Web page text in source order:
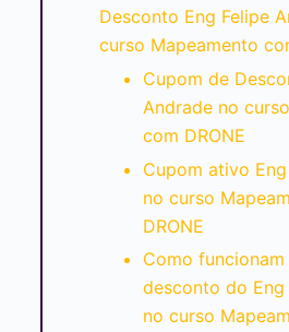
Desconto Eng Felipe
curso Mapeamento
Cupom de
Andrade no
com DRONE
Cupom ativo
no curso
DRONE
Como
desconto do Eng
no curso